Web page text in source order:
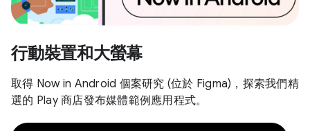
行動裝置和大螢幕
取得 Now in Android 個案研究 (位於 Figma)，探索我們精
選的 Play 商店發布媒體範例應用程式。